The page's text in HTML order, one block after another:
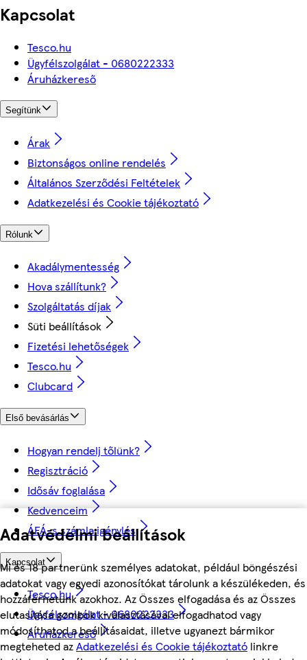
Adatvédelmi beállítások
Mi és 18 partnerünk személyes adatokat, például böngészési
adatokat vagy egyedi azonosítókat tárolunk a készülékeden, és
hozzáférhetünk azokhoz. Az Összes elfogadása és az Összes
elutasítása gombok kiválasztásával elfogadhatod vagy
módosíthatod a beállításaidat, illetve ugyanezt bármikor
megteheted azAdatkezelési és Cookie tájékoztató linkre
Kapcsolat
Tesco.hu
Ügyfélszolgálat - 0680222333
Áruházkereső
Segítünk
Árak
Biztonságos online rendelés
Általános Szerződési Feltételek
Adatkezelési és Cookie tájékoztató
Rólunk
Akadálymentesség
Hova szállítunk?
Szolgáltatás díjak
Süti beállítások
Fizetési lehetőségek
Tesco.hu
Clubcard
Első bevásárlás
Hogyan rendelj tőlünk?
Regisztráció
Idősáv foglalása
Kedvenceim
ÁFÁ-s számla igénylés
Kapcsolat
Tesco.hu
Ügyfélszolgálat - 0680222333
Áruházkereső